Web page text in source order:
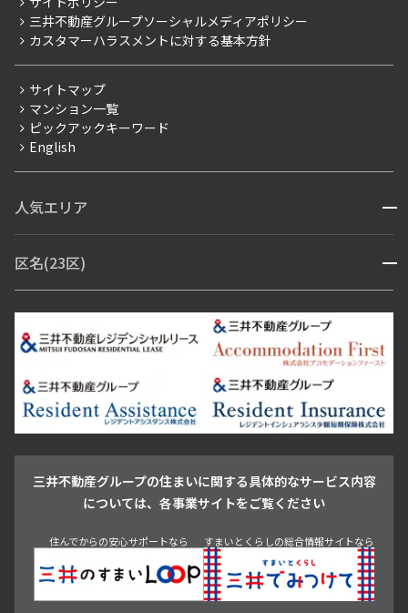
当社限定（港区・渋谷区以外）
三井不動産企画
賃料改定
フリーレント
ペット可
ブランドマンション
【仲介会社様向け】当社仲介事業部取り扱い物件入居申込
お問い合わせ
三井不動産グループソーシャルメディアポリシー
カスタマーハラスメントに対する基本方針
サイトマップ
マンション一覧
ピックアックキーワード
English
人気エリア 開閉
青山・表参道・原宿
市ヶ谷・神楽坂・飯田橋
三田・芝・浜松町
芝浦・汐留・品川
月島・勝どき・豊洲
本郷・春日・小石川
目白・高田馬場・早稲田
池尻大橋・三軒茶屋
祐天寺・学芸大学・自由が丘
駒沢・用賀・二子玉川
成城・砧
池袋・板橋・王子
青山 渋谷 東京・大手町 新宿 品川
目黒・中目黒
区名(23区) 開閉
江東区 台東区 墨田区
中野区
豊島区
杉並区 板橋区 練馬区 荒川区
足立区
葛飾区
江戸川区
三井不動産グループの住まいに関する具体的なサービス内容
については、各事業サイトをご覧ください
住んでからの安心サポートなら すまいとくらしの総合情報サイトなら